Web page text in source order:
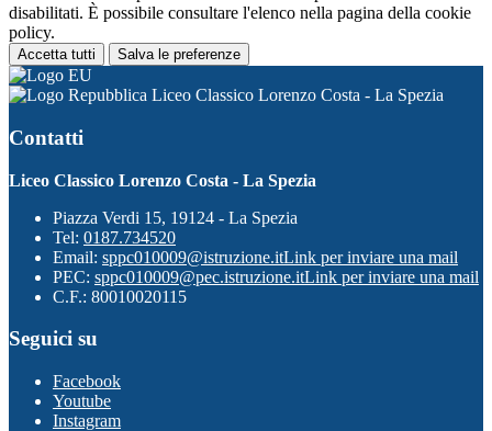
disabilitati. È possibile consultare l'elenco nella pagina della cookie
policy.
Accetta tutti Salva le preferenze
Liceo Classico Lorenzo Costa - La Spezia
Contatti
Liceo Classico Lorenzo Costa - La Spezia
Piazza Verdi 15, 19124 - La Spezia
Tel: 0187.734520
Email: sppc010009@istruzione.itLink per inviare una mail
PEC: sppc010009@pec.istruzione.itLink per inviare una mail
C.F.: 80010020115
Seguici su
Facebook
Youtube
Instagram